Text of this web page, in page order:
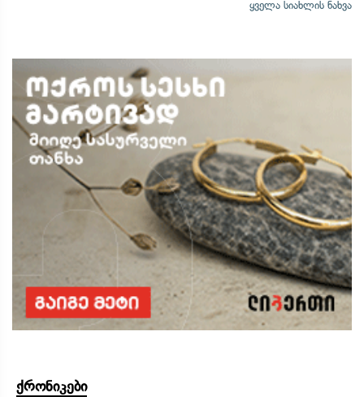
ყველა სიახლის ნახვა
ქრონიკები